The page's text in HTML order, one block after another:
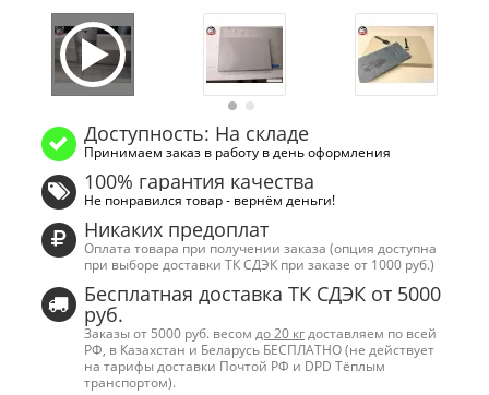
Доступность: На складе
Принимаем заказ в работу в день оформления
100% гарантия качества
Не понравился товар - вернём деньги!
Никаких предоплат
Оплата товара при получении заказа (опция доступна
при выборе доставки ТК СДЭК при заказе от 1000 руб.)
Бесплатная доставка ТК СДЭК от 5000
руб.
Заказы от 5000 руб. весом до 20 кг доставляем по всей
РФ, в Казахстан и Беларусь БЕСПЛАТНО (не действует
на тарифы доставки Почтой РФ и DPD Тёплым
транспортом).